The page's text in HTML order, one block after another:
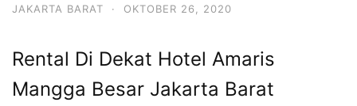
JAKARTA BARAT · OKTOBER 26, 2020
Rental Di Dekat Hotel Amaris
Mangga Besar Jakarta Barat